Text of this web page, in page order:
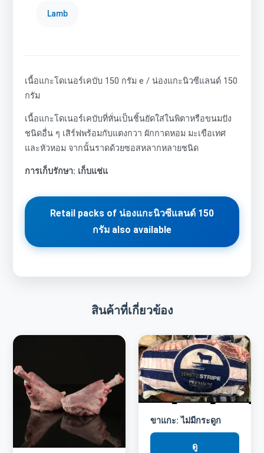
Lamb
เนื้อแกะโดเนอร์เคบับ 150 กรัม e / น่องแกะนิวซีแลนด์ 150
กรัม
เนื้อแกะโดเนอร์เคบับที่หั่นเป็นชิ้นยัดใส่ในพิตาหรือขนมปัง
ชนิดอื่น ๆ เสิร์ฟพร้อมกับแตงกวา ผักกาดหอม มะเขือเทศ
และหัวหอม จากนั้นราดด้วยซอสหลากหลายชนิด
การเก็บรักษา: เก็บแช่แ
Retail packs of น่องแกะนิวซีแลนด์ 150
กรัม also available
สินค้าที่เกี่ยวข้อง
ขาแกะ: ไม่มีกระดูก
ดู